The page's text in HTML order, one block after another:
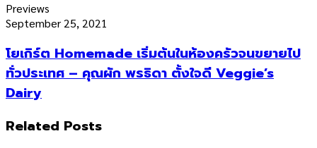
Previews
September 25, 2021
โยเกิร์ต Homemade เริ่มต้นในห้องครัวจนขยายไป
ทั่วประเทศ – คุณผัก พรธิดา ตั้งใจดี Veggie’s
Dairy
Related Posts